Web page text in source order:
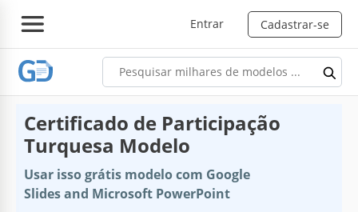
Entrar Cadastrar-se
Certificado de Participação
Turquesa Modelo
Usar isso grátis modelo com Google
Slides and Microsoft PowerPoint